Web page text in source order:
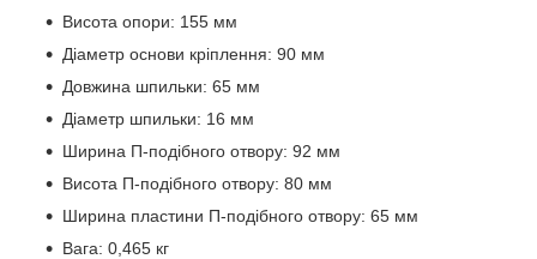
Висота опори: 155 мм
Діаметр основи кріплення: 90 мм
Довжина шпильки: 65 мм
Діаметр шпильки: 16 мм
Ширина П-подібного отвору: 92 мм
Висота П-подібного отвору: 80 мм
Ширина пластини П-подібного отвору: 65 мм
Вага: 0,465 кг